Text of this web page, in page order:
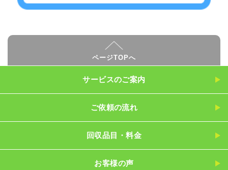
ページTOPへ
サービスのご案内
ご依頼の流れ
回収品目・料金
お客様の声